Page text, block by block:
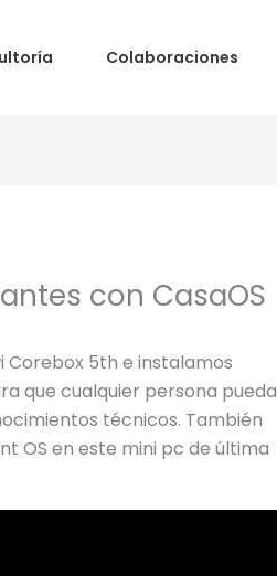
Colaboraciones
con CasaOS
Corebox 5th e instalamos
que cualquier persona pueda
técnicos. También
OS en este mini pc de última